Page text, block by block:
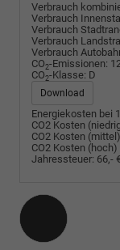
Verbrauch
Verbrauch
Verbrauch
Verbrauch
Verbrauch
CO2-Emissionen:
CO2-Klasse: D
Download
Energiekosten bei
CO2 Kosten
CO2 Kosten (mittel)
CO2 Kosten (hoch)
Jahressteuer: 66,-